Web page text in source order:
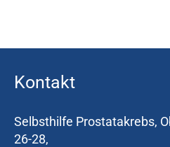
e
n
Kontakt
Selbsthilfe Prostatakrebs,
26-28,